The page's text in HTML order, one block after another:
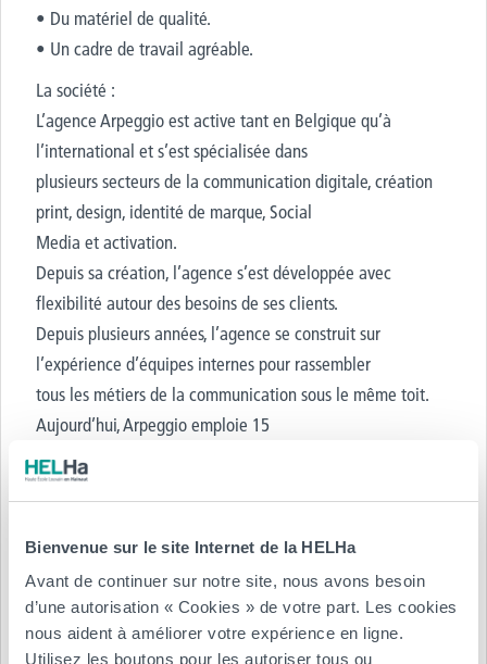
Bienvenue sur le site Internet de la HELHa
Avant de continuer sur notre site, nous avons besoin
d’une autorisation « Cookies » de votre part. Les cookies
nous aident à améliorer votre expérience en ligne.
Utilisez les boutons pour les autoriser tous ou
• Du matériel de qualité.
• Un cadre de travail agréable.
La société :
L’agence Arpeggio est active tant en Belgique qu’à
l’international et s’est spécialisée dans
plusieurs secteurs de la communication digitale, création
print, design, identité de marque, Social
Media et activation.
Depuis sa création, l’agence s’est développée avec
flexibilité autour des besoins de ses clients.
Depuis plusieurs années, l’agence se construit sur
l’expérience d’équipes internes pour rassembler
tous les métiers de la communication sous le même toit.
Aujourd’hui, Arpeggio emploie 15
personnes à temps plein.
Arpeggio intervient de la définition de la stratégie jusqu’à
Personne de contact
Nom :Marjorie Paquet